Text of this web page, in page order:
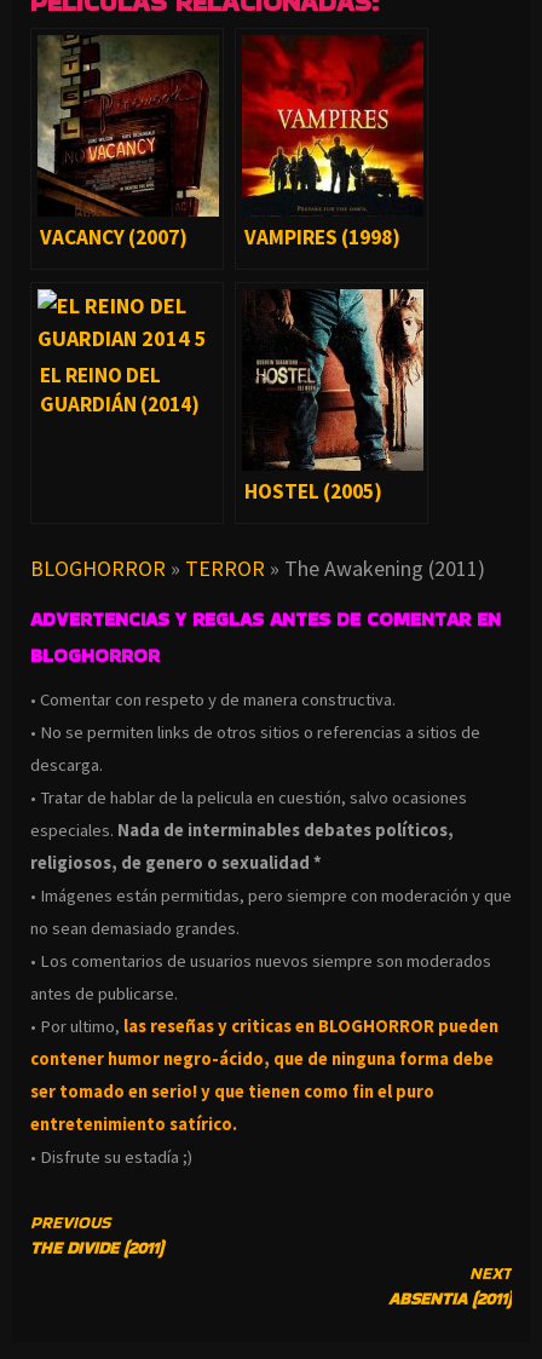
VACANCY (2007) VAMPIRES (1998)
EL REINO DEL
GUARDIÁN (2014)
HOSTEL (2005)
BLOGHORROR » TERROR » The Awakening (2011)
ADVERTENCIAS Y REGLAS ANTES DE COMENTAR EN
BLOGHORROR
• Comentar con respeto y de manera constructiva.
• No se permiten links de otros sitios o referencias a sitios de
descarga.
• Tratar de hablar de la pelicula en cuestión, salvo ocasiones
especiales. Nada de interminables debates políticos,
religiosos, de genero o sexualidad *
• Imágenes están permitidas, pero siempre con moderación y que
no sean demasiado grandes.
• Los comentarios de usuarios nuevos siempre son moderados
antes de publicarse.
• Por ultimo, las reseñas y criticas en BLOGHORROR pueden
contener humor negro-ácido, que de ninguna forma debe
ser tomado en serio! y que tienen como fin el puro
entretenimiento satírico.
• Disfrute su estadía ;)
CONTINUE
READING
PREVIOUS
THE DIVIDE (2011)
NEXT
ABSENTIA (2011)